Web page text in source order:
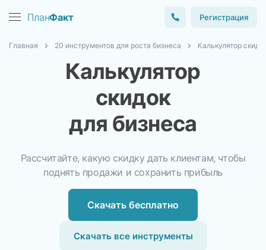
ПланФакт Регистрация
Главная 20 инструментов для роста бизнеса Калькулятор
Калькулятор
скидок
для бизнеса
Рассчитайте, какую скидку дать клиентам, чтобы
поднять продажи и сохранить прибыль
Скачать бесплатно
Скачать все инструменты